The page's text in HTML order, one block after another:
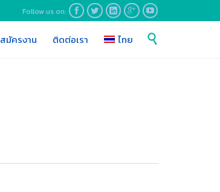
Follow us on:     
Skip
to
สมัครงาน ติดต่อเรา ไทย 